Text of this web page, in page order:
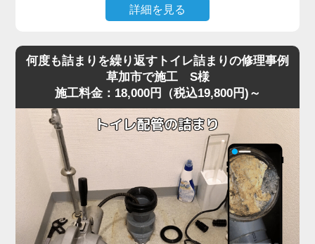
圧すると、数回の作業で固まった嘔吐物が崩れ、排水路の
奥へとスムーズに押し流されて通水が回復しました。
り使用できる状態へ無事復旧。
作業後は、嘔吐物は固まりやすいため一度に流さず、紙や
水で分けながら処理する方法をご案内。
詳細を見る
を便器に落としてしまい、そのまま気付かず流してしまっ
たことで水位が上がり続け、全く流れなくなったというご
相談がありました。
現場に到着して状況を確認すると、表面上は見えないもの
の、便器内部のカーブした部分で異物がしっかりと引っ掛
かっており、水だけがわずかに抜けていく典型的な異物詰
まりの状態。
こうしたケースは草加市の住宅でもよく見られ、特に節水
型トイレは排水路が細いため、おもちゃ・キャップ・固形
物などが奥で詰まると家庭用の道具では動かせません。
今回は便器内部で異物が強く噛み込み、手前からの作業で
何度も詰まりを繰り返すトイレ詰まりの修理事例
草加市で施工 S様
施工料金：18,000円（税込19,800円)～